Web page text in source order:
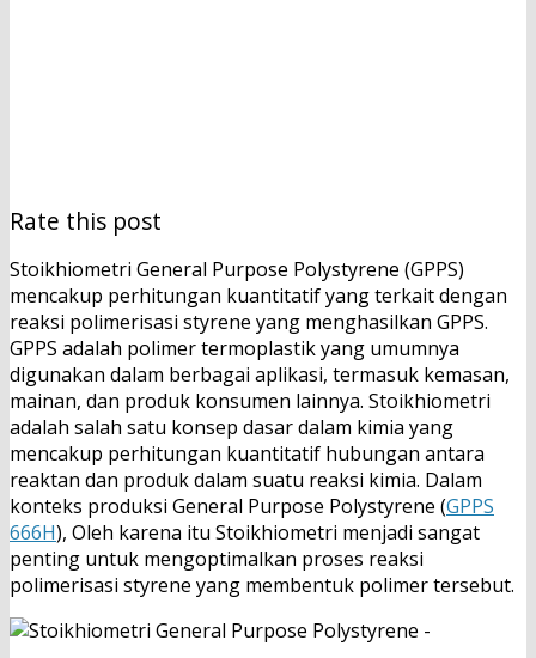
Rate this post
Stoikhiometri General Purpose Polystyrene (GPPS)
mencakup perhitungan kuantitatif yang terkait dengan
reaksi polimerisasi styrene yang menghasilkan GPPS.
GPPS adalah polimer termoplastik yang umumnya
digunakan dalam berbagai aplikasi, termasuk kemasan,
mainan, dan produk konsumen lainnya. Stoikhiometri
adalah salah satu konsep dasar dalam kimia yang
mencakup perhitungan kuantitatif hubungan antara
reaktan dan produk dalam suatu reaksi kimia. Dalam
konteks produksi General Purpose Polystyrene (GPPS
666H), Oleh karena itu Stoikhiometri menjadi sangat
penting untuk mengoptimalkan proses reaksi
polimerisasi styrene yang membentuk polimer tersebut.